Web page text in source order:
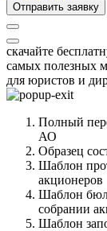
Отправить заявку
скачайте
самых полезных
для юристов и
Полный
АО
Образец
Шаблон
акционеров
Шаблон
собрании
Шаблон